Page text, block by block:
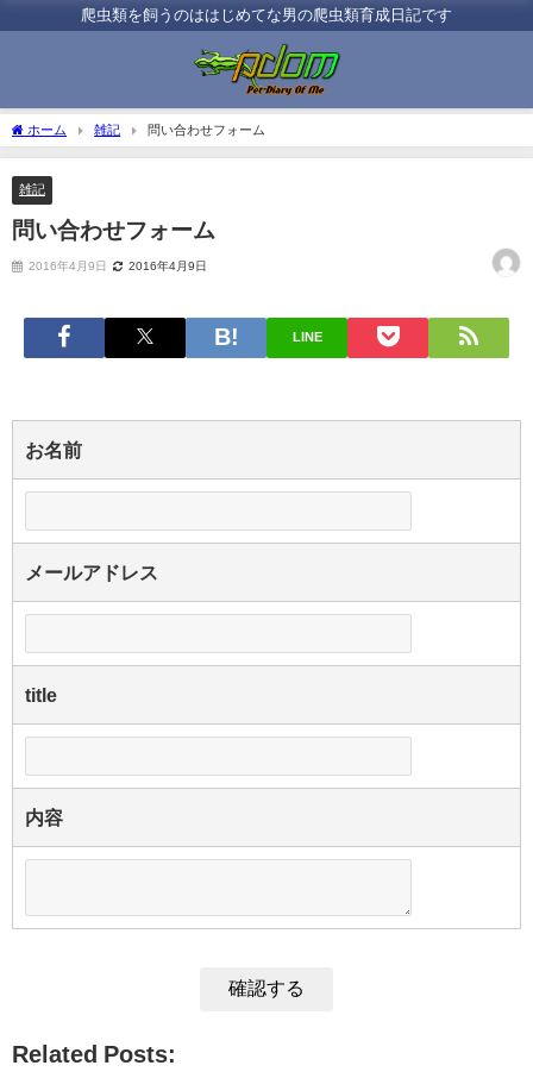
爬虫類を飼うのははじめてな男の爬虫類育成日記です
ホーム 雑記 問い合わせフォーム
雑記
問い合わせフォーム
2016年4月9日 2016年4月9日
LINE
お名前
メールアドレス
title
内容
Related Posts: